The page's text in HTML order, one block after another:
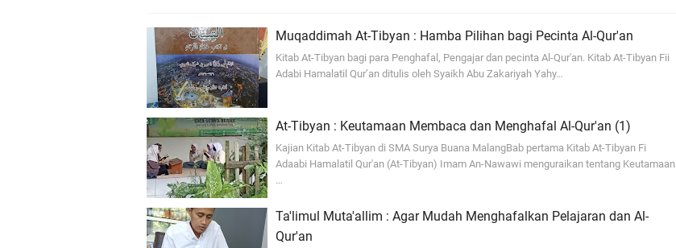
Muqaddimah At-Tibyan : Hamba Pilihan bagi Pecinta Al-Qur'an
Kitab At-Tibyan bagi para Penghafal, Pengajar dan pecinta Al-Qur'an. Kitab At-Tibyan Fii
Adabi Hamalatil Qur’an ditulis oleh Syaikh Abu Zakariyah Yahy…
At-Tibyan : Keutamaan Membaca dan Menghafal Al-Qur'an (1)
Kajian Kitab At-Tibyan di SMA Surya Buana MalangBab pertama Kitab At-Tibyan Fi
Adaabi Hamalatil Qur'an (At-Tibyan) Imam An-Nawawi menguraikan tentang Keutamaan
…
Ta'limul Muta'allim : Agar Mudah Menghafalkan Pelajaran dan Al-
Qur'an